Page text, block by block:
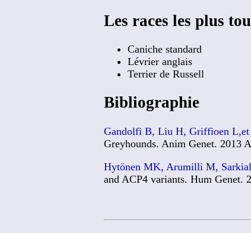
Les races les plus
Caniche standard
Lévrier anglais
Terrier de Russell
Bibliographie
Gandolfi B, Liu H, Griffioen L,et
Greyhounds. Anim Genet. 2013
Hytönen MK, Arumilli M,
and ACP4 variants. Hum Genet.